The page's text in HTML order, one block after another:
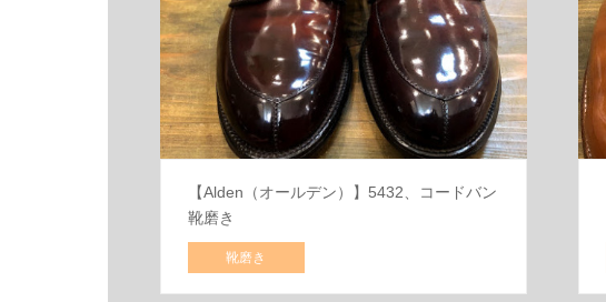
【Alden（オールデン）】5432、コードバン
靴磨き
靴磨き